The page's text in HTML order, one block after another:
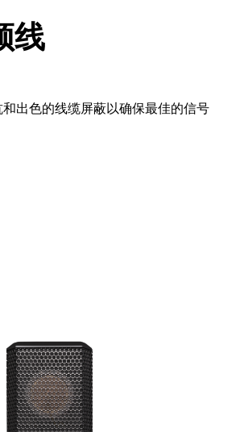
线
出色的线缆屏蔽以确保最佳的信号